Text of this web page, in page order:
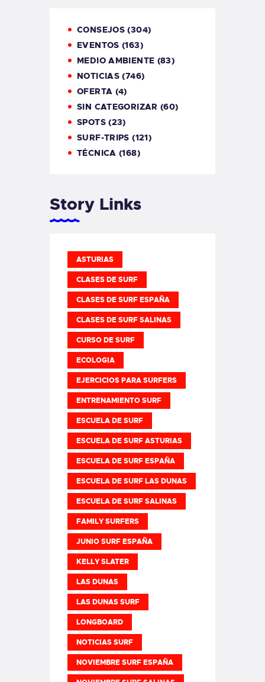
CONSEJOS (304)
EVENTOS (163)
MEDIO AMBIENTE (83)
NOTICIAS (746)
OFERTA (4)
SIN CATEGORIZAR (60)
SPOTS(23)
SURF-TRIPS (121)
TÉCNICA (168)
Story Links
ASTURIAS
CLASES DE SURF
CLASES DE SURF ESPAÑA
CLASES DE SURF SALINAS
CURSO DE SURF
ECOLOGIA
EJERCICIOS PARA SURFERS
ENTRENAMIENTO SURF
ESCUELA DE SURF
ESCUELA DE SURF ASTURIAS
ESCUELA DE SURF ESPAÑA
ESCUELA DE SURF LAS DUNAS
ESCUELA DE SURF SALINAS
FAMILY SURFERS
JUNIO SURF ESPAÑA
KELLY SLATER
LAS DUNAS
LAS DUNAS SURF
LONGBOARD
NOTICIAS SURF
NOVIEMBRE SURF ESPAÑA